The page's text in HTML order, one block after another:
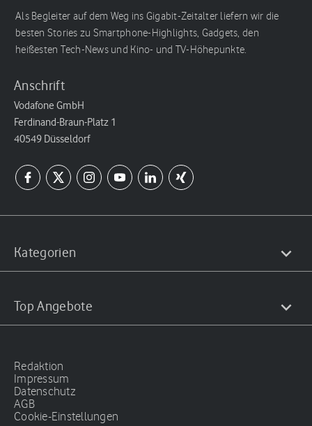
Als Begleiter auf dem Weg ins Gigabit-Zeitalter liefern wir die
besten Stories zu Smartphone-Highlights, Gadgets, den
heißesten Tech-News und Kino- und TV-Höhepunkte.
Anschrift
Vodafone GmbH
Ferdinand-Braun-Platz 1
40549 Düsseldorf
Kategorien
Top Angebote
Redaktion
Impressum
Datenschutz
AGB
Cookie-Einstellungen